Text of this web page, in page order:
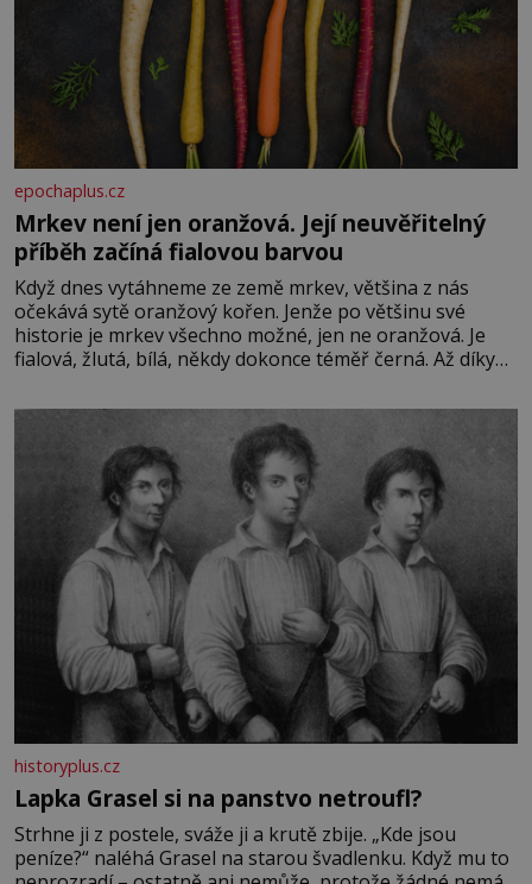
epochaplus.cz
Mrkev není jen oranžová. Její neuvěřitelný
příběh začíná fialovou barvou
Když dnes vytáhneme ze země mrkev, většina z nás
očekává sytě oranžový kořen. Jenže po většinu své
historie je mrkev všechno možné, jen ne oranžová. Je
fialová, žlutá, bílá, někdy dokonce téměř černá. Až díky
bez které si českou zahradu ani nedokážeme představit.
historyplus.cz
Lapka Grasel si na panstvo netroufl?
Strhne ji z postele, sváže ji a krutě zbije. „Kde jsou
peníze?“ naléhá Grasel na starou švadlenku. Když mu to